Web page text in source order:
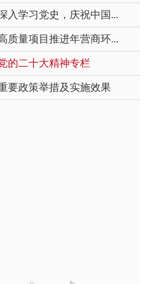
入学习党史，庆祝中国...
质量项目推进年营商环...
的二十大精神专栏
要政策举措及实施效果